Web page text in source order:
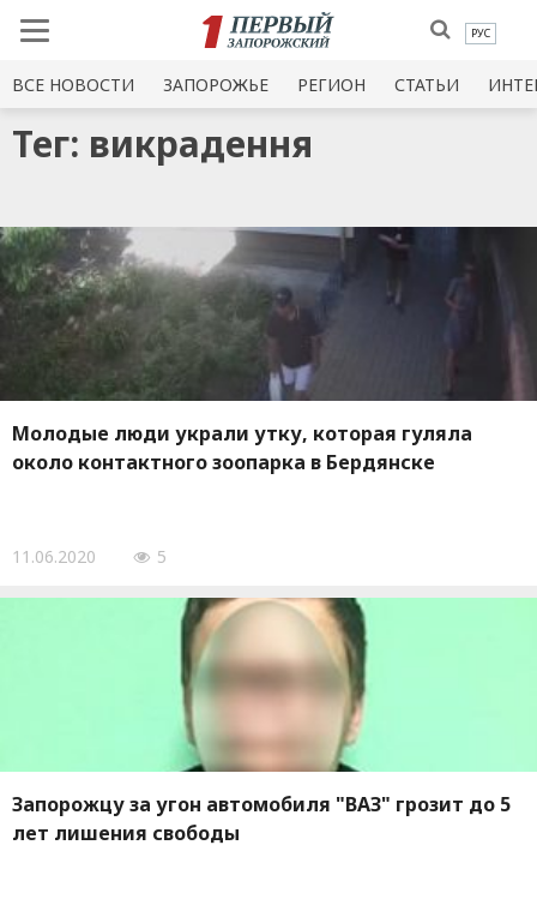
РУС
ВСЕ НОВОСТИ ЗАПОРОЖЬЕ РЕГИОН СТАТЬИ
Тег: викрадення
Молодые люди украли утку, которая гуляла
около контактного зоопарка в Бердянске
11.06.2020 5
Запорожцу за угон автомобиля "ВАЗ" грозит до 5
лет лишения свободы